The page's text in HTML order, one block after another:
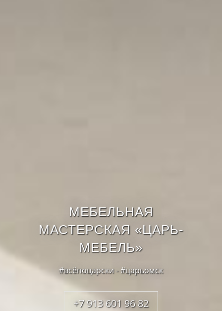
МЕБЕЛЬНАЯ
МАСТЕРСКАЯ «ЦАРЬ-
МЕБЕЛЬ»
#всёпоцарски - #царьомск
+7 913 601 96 82